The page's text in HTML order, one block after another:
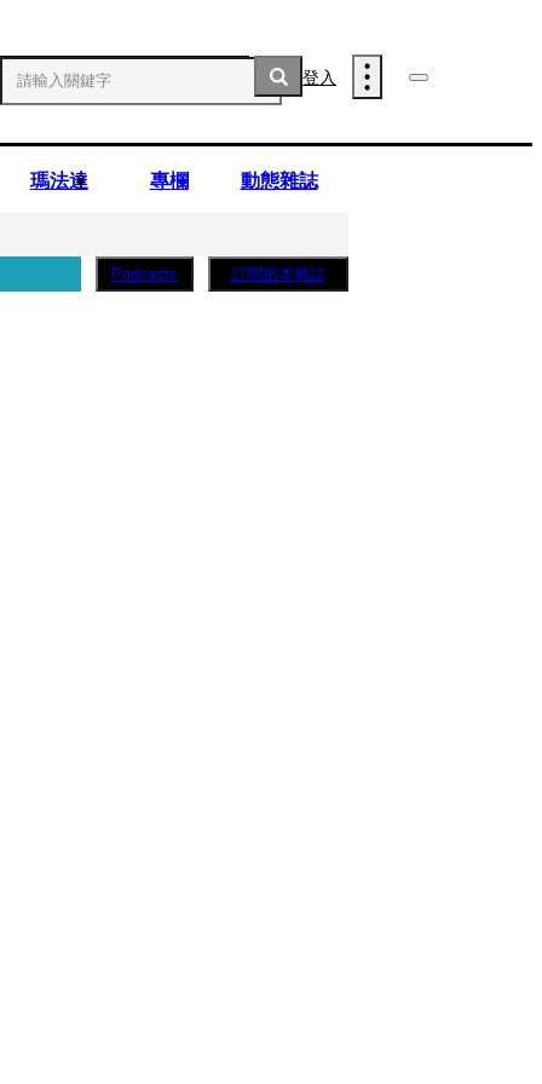
登入
瑪法達 專欄 動態雜誌
Podcasts 訂閱紙本雜誌